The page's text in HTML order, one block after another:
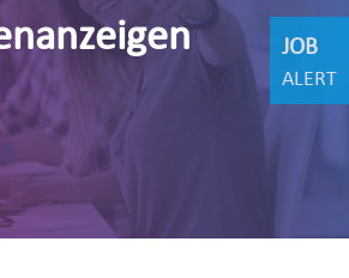
JOB
ALERT